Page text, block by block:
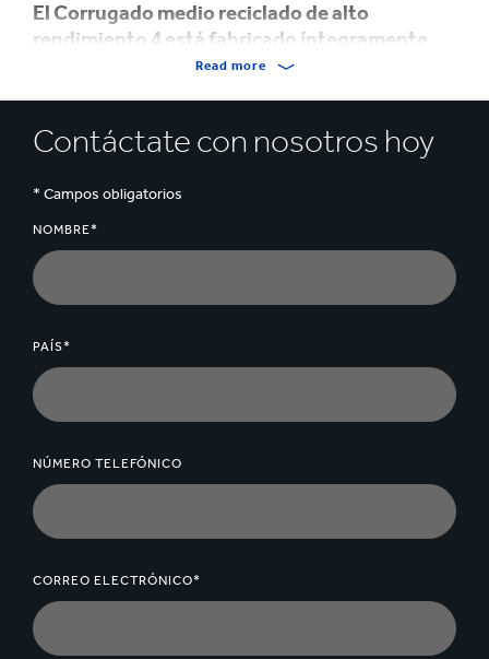
El Corrugado medio reciclado de alto
rendimiento 4 está fabricado íntegramente
con fibras recicladas seleccionadas.
garantizar unas mayores propiedades de resistencia.
Read more
Contáctate con nosotros hoy
* Campos obligatorios
NOMBRE*
PAÍS*
NÚMERO TELEFÓNICO
CORREO ELECTRÓNICO*